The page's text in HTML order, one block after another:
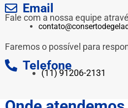
Email
Fale com a nossa equipe
Faremos o possível para
Telefone
(11) 91206-2131